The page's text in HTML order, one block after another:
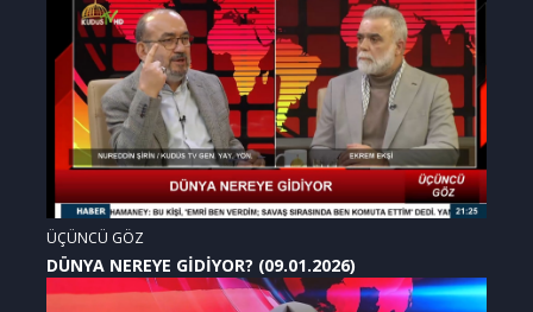
ÜÇÜNCÜ GÖZ
DÜNYA NEREYE GİDİYOR? (09.01.2026)